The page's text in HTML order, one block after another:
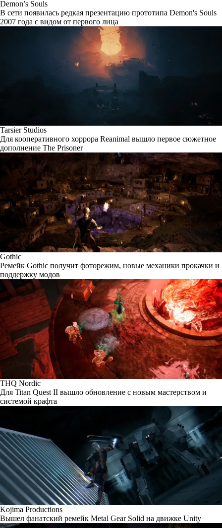
Demon’s Souls
В сети появилась редкая презентацию прототипа Demon's Souls
2007 года с видом от первого лица
Tarsier Studios
Для кооперативного хоррора Reanimal вышло первое сюжетное
дополнение The Prisoner
Gothic
Ремейк Gothic получит фоторежим, новые механики прокачки и
поддержку модов
THQ Nordic
Для Titan Quest II вышло обновление с новым мастерством и
системой крафта
Kojima Productions
Вышел фанатский ремейк Metal Gear Solid на движке Unity